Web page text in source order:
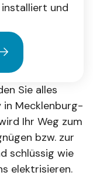
und
Sie alles
Mecklenburg-
Ihr Weg zum
bzw. zur
schlüssig wie
elektrisieren.